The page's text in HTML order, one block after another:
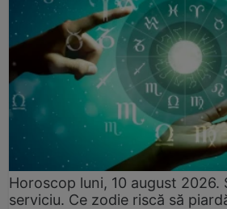
Horoscop luni, 10 august 2026.
serviciu. Ce zodie riscă să